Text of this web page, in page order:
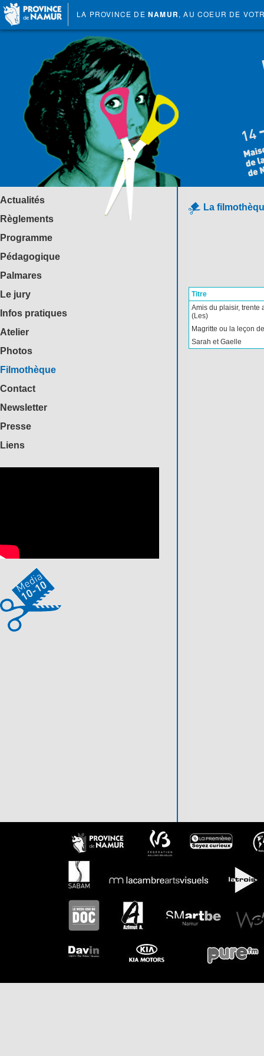
LA PROVINCE DE NAMUR, AU COEUR DE
Actualités
Règlements
Programme
Pédagogique
Palmares
Le jury
Infos pratiques
Atelier
Photos
Filmothèque
Contact
Newsletter
Presse
Liens
La
Titre
Amis du plaisir, trente
(Les)
Magritte ou la leçon
Sarah et Gaelle